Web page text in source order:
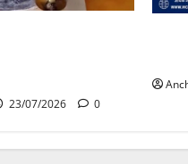
23/07/2026 0